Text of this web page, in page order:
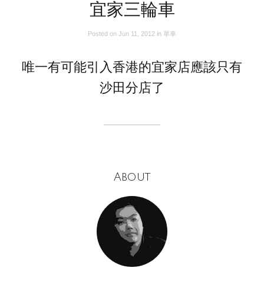
宜家三輪車
Posted on Jun 11, 2012 in 單車
唯一有可能引入香港的宜家店應該只有
沙田分店了
About